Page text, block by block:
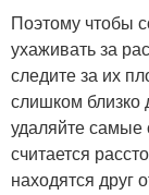
Поэтому чтобы
ухаживать за
следите за их
слишком близко
удаляйте
считается
находятся друг